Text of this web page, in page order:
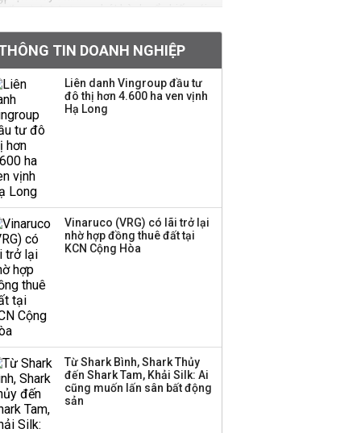
phát hành cổ phiếu với
Sau nhịp điều chỉnh
mạnh, CTCK nhìn thấy
cơ hội ở nhóm cổ phiếu
thanh lý toàn bộ cửa
hàng
Công ty 100 tỷ của
Huấn Hoa Hồng bỗng
dưng ‘biến mất’, một
TIN DOANH NGHIỆP
Liên danh Vingroup đầu tư
đô thị hơn 4.600 ha ven vịnh
Hạ Long
Vinaruco (VRG) có lãi trở lại
nhờ hợp đồng thuê đất tại
KCN Cộng Hòa
Từ Shark Bình, Shark Thủy
đến Shark Tam, Khải Silk: Ai
cũng muốn lấn sân bất động
sản